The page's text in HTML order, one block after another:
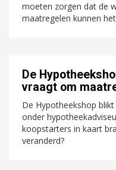
moeten zorgen dat de
maatregelen kunnen
De
vraagt om
De Hypotheekshop
onder
koopstarters in kaart
veranderd?